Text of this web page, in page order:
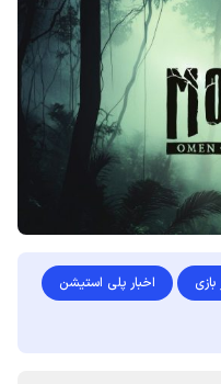
بازی
اخبار پلی استیشن